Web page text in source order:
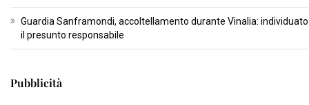
Guardia Sanframondi, accoltellamento durante Vinalia: individuato
il presunto responsabile
Pubblicità